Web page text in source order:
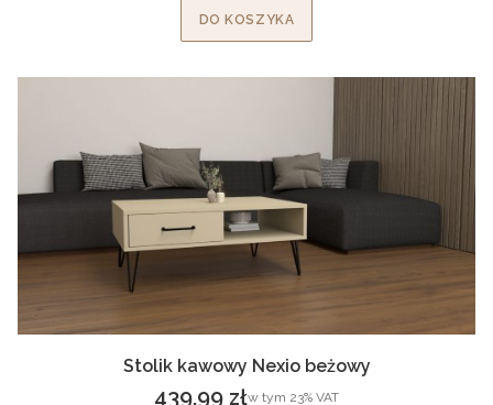
DO KOSZYKA
Stolik kawowy Nexio beżowy
439,99 złw tym %s VAT
w tym 23% VAT